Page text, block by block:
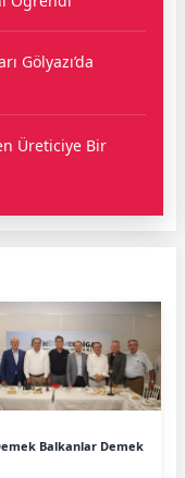
Gölyazı’da
Üreticiye Bir
Balkanlar Demek